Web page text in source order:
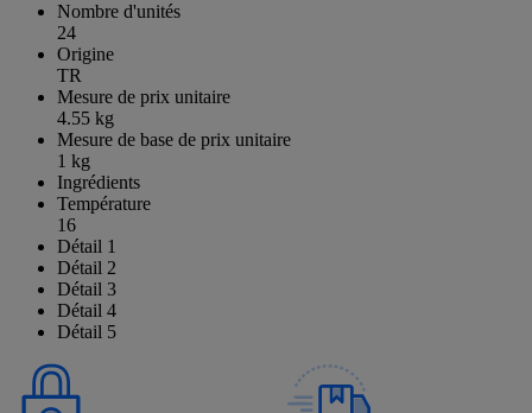
Nombre d'unités
24
Origine
TR
Mesure de prix unitaire
4.55 kg
Mesure de base de prix unitaire
1 kg
Ingrédients
Température
16
Détail 1
Détail 2
Détail 3
Détail 4
Détail 5